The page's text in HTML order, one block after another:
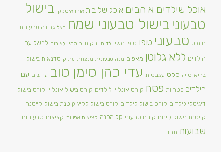
אוכל שילדים אוהבים אוכל של בית אורז איטלקי בישול
טבעוני בישול טבעוני שמח בצל גבינה טבעונית
חומוס טבעוני טופו טופו משי ילדים ירקות כוסמין לאירוח לבשל עם
הילדים ללא גלוטן מאפים מנה טבעונית מנצחת מתוק סדנאות בישול
בריא סויה סלט עגבניות עדי כהן סימן טוב עדשים עם
הילדים פטריות פסח קורס אונליין לילדים קורס בישול אונליין קורס בישול
דיגיטלי לילדים קורס בישול לילדים קורס בישול לקיץ קיטנת בישול קייטנה
קייטנת בישול קינוח קינוח טבעוני קל הכנה קציצות אפויות קציצות טבעוניות
שבועות תרד